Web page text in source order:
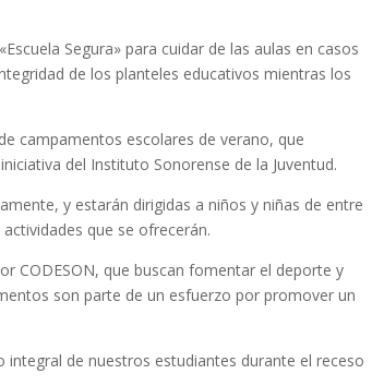
Segura» para cuidar de las aulas en casos
de los planteles educativos mientras los
campamentos escolares de verano, que
del Instituto Sonorense de la Juventud.
y estarán dirigidas a niños y niñas de entre
que se ofrecerán.
CODESON, que buscan fomentar el deporte y
son parte de un esfuerzo por promover un
de nuestros estudiantes durante el receso